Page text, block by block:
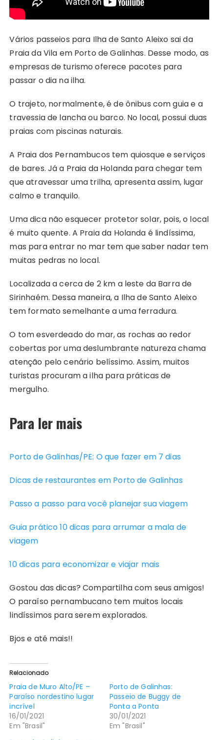
Vários passeios para Ilha de Santo Aleixo sai da
Praia da Vila em Porto de Galinhas. Desse modo, as
empresas de turismo oferece pacotes para
passar o dia na ilha.
O trajeto, normalmente, é de ônibus com guia e a
travessia de lancha ou barco. No local, possui duas
praias com piscinas naturais.
A Praia dos Pernambucos tem quiosque e serviços
de bares. Já a Praia da Holanda para chegar tem
que atravessar uma trilha, apresenta assim, lugar
calmo e tranquilo.
Uma dica não esquecer protetor solar, pois, o local
é muito quente. A Praia da Holanda é lindíssima,
mas para entrar no mar tem que saber nadar tem
muitas pedras no local.
Localizada a cerca de 2 km a leste da Barra de
Sirinhaém. Dessa maneira, a Ilha de Santo Aleixo
tem formato semelhante a uma ferradura.
O tom esverdeado do mar, as rochas ao redor
cobertas por uma deslumbrante natureza chama
atenção pelo cenário belíssimo. Assim, muitos
turistas procuram a ilha para práticas de
mergulho.
Para ler mais
Porto de Galinhas/PE: O que fazer em 7 dias
Dicas de restaurantes em Porto de Galinhas
Passo a passo para você planejar sua viagem
Guia prático 10 dicas para arrumar a mala de
viagem
10 dicas para economizar e viajar mais
Gostou das dicas? Compartilha com seus amigos!
O paraíso pernambucano tem muitos locais
lindíssimos para serem explorados.
Bjos e até mais!!
Relacionado
Praia de Muro Alto/PE –
Paraíso nordestino lugar
incrível
16/01/2021
Em "Brasil"
Porto de Galinhas:
Passeio de Buggy de
Ponta a Ponta
30/01/2021
Em "Brasil"